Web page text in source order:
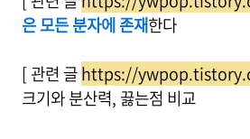
은 모든 분자에 존재한다
[ 관련 글https://
크기와 분산력, 끓는점 비교